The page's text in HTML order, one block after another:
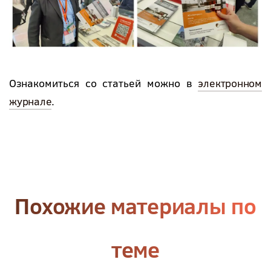
Ознакомиться со статьей можно вэлектронном
журнале.
Похожие материалы по
теме